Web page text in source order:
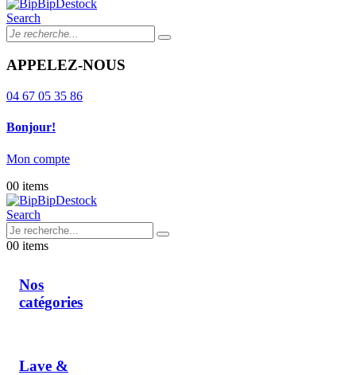
Search
APPELEZ-NOUS
04 67 05 35 86
Bonjour!
Mon compte
00 items
Search
00 items
Nos
catégories
Lave &